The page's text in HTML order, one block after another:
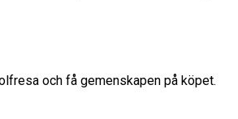
och få gemenskapen på köpet.